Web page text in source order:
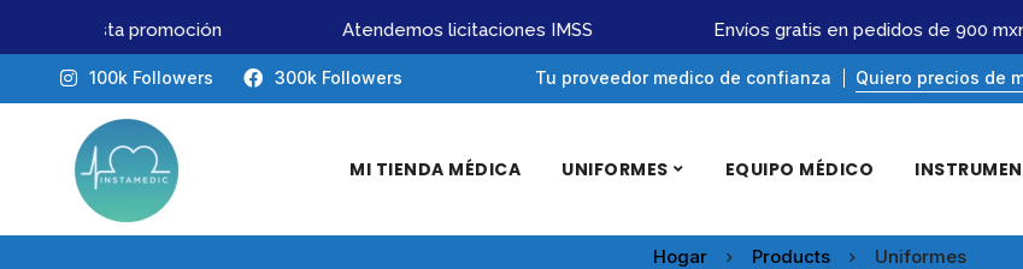
esta promoción Atendemos licitaciones IMSS Envíos gratis en pedidos de 900 mxn
100k Followers 300k Followers Tu proveedor medico de confianza Quiero precios de
MI TIENDA MÉDICA UNIFORMES EQUIPO MÉDICO
Hogar Products Uniformes